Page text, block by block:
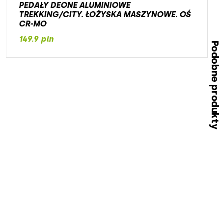
PEDAŁY DEONE ALUMINIOWE
TREKKING/CITY. ŁOŻYSKA MASZYNOWE. OŚ
CR-MO
149.9 pln